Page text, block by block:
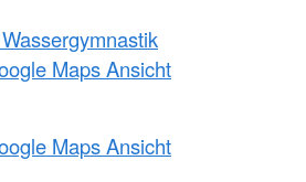
Maps Ansicht
Maps Ansicht